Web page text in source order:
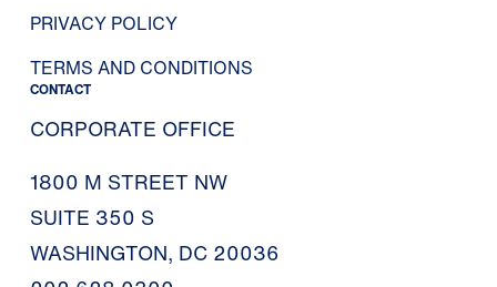
PRIVACY POLICY
TERMS AND CONDITIONS
CONTACT
CORPORATE OFFICE
1800 M STREET NW
SUITE 350 S
WASHINGTON, DC 20036